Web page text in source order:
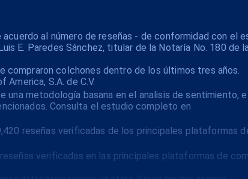
al número de reseñas - de conformidad con el
E. Paredes Sánchez, titular de la Notaría No. 180 de
compraron colchones dentro de los últimos tres años.
S.A. de C.V.
una metodología basana en el analisis de sentimiento,
Consulta el estudio completo en
reseñas verificadas de los principales plataformas
verificadas en las principales plataformas de